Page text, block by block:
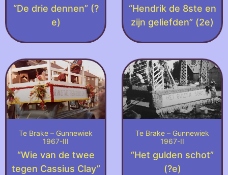
“De drie dennen” (?
e)
“Hendrik de 8ste en
zijn geliefden” (2e)
Te Brake – Gunnewiek
1967-III
“Wie van de twee
tegen Cassius Clay”
Te Brake – Gunnewiek
1967-II
“Het gulden schot”
(?e)